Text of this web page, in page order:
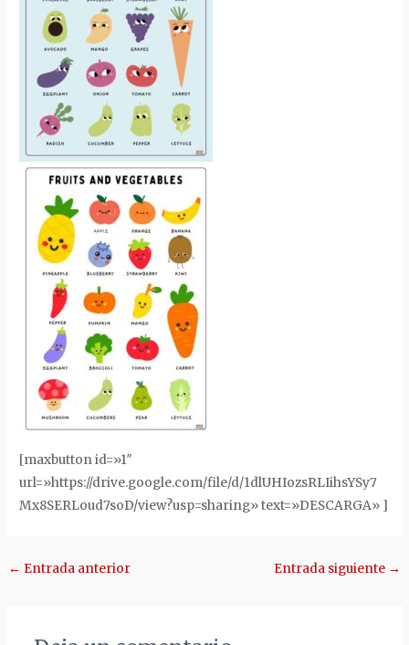
[maxbutton id=»1″
url=»https://drive.google.com/file/d/1dlUHIozsRLIihsYSy7
Mx8SERLoud7soD/view?usp=sharing» text=»DESCARGA» ]
Navegación
← Entrada anterior Entrada siguiente →